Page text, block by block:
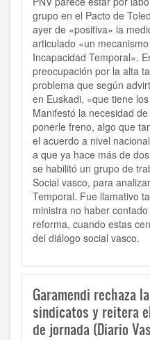
grupo en el Pacto de
ayer de «positiva» la
articulado «un
Incapacidad Temporal».
preocupación por la alta
problema que según
en Euskadi, «que tiene
Manifestó la necesidad
ponerle freno, algo que
el acuerdo a nivel
a que ya hace más de
se habilitó un grupo de
Social vasco, para
Temporal. Fue llamativo
ministra no haber
reforma, cuando estas
del diálogo social vasco.
Garamendi rechaza
sindicatos y reitera
de jornada (Diario